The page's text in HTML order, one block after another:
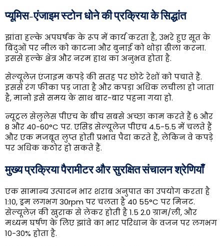
प्यूमिस-एंजाइम स्टोन धोने की प्रक्रिया के सिद्धांत
झांवा हल्के अपघर्षक के रूप में कार्य करता है, उभरे हुए सूत के
बिंदुओं पर नील को काटना और बुनाई को थोड़ा ढीला करना.
इससे हल्के क्षेत्र और नरम हाथ का अनुभव होता है.
सेल्यूलेज़ एंजाइम कपड़े की सतह पर छोटे रेशों को पचाते हैं.
इससे रंग फीका पड़ जाता है और कपड़ा अधिक लचीला हो जाता
है, मानो इसे समय के साथ बार-बार पहना गया हो.
न्यूट्रल सेलुलेस पीएच के बीच सबसे अच्छा काम करते हैं 6 और
8 और 40-60°C पर. एसिड सेल्यूलेज़ पीएच 4.5-5.5 में चलते हैं
और एक मजबूत लुप्त होती प्रभाव पैदा करते हैं, लेकिन वे कपड़े
पर अधिक कठोर हो सकते हैं.
मुख्य प्रक्रिया पैरामीटर और सुरक्षित संचालन श्रेणियाँ
एक सामान्य उत्पादन भार शराब अनुपात का उपयोग करता है
1:10, ड्रम लगभग 30rpm पर चलता है 40 55°C पर मिनट.
सेल्यूलेज़ की खुराक से लेकर होती है 1.5 2.0 ग्राम/ली, और
मध्यम घर्षण के लिए झांवे का भार परिधान के वजन पर लगभग
10-30% होता है.